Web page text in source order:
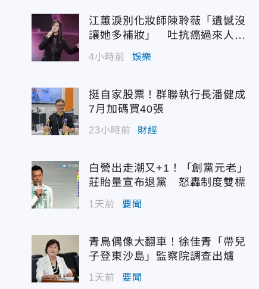
江蕙淚別化妝師陳聆薇「遺憾沒
讓她多補妝」 吐抗癌過來人心
聲
4小時前 娛樂
挺自家股票！群聯執行長潘健成
7月加碼買40張
23小時前 財經
白營出走潮又+1！「創黨元老」
莊貽量宣布退黨 怒轟制度雙標
1天前 要聞
青鳥偶像大翻車！徐佳青「帶兒
子登東沙島」監察院調查出爐
1天前 要聞